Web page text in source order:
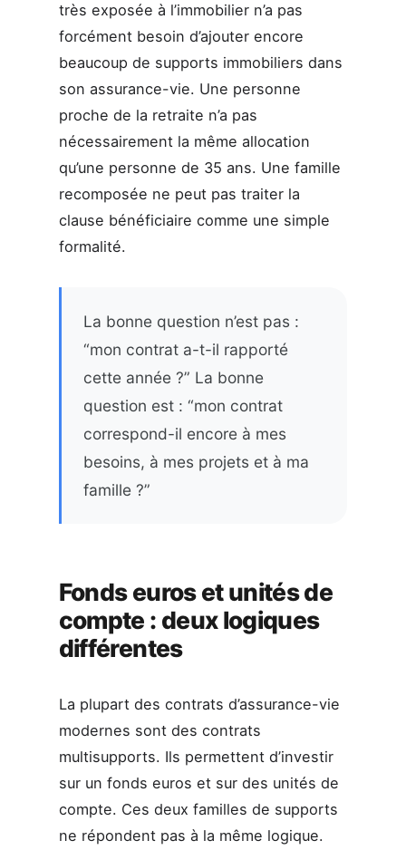
très exposée à l’immobilier n’a pas
forcément besoin d’ajouter encore
beaucoup de supports immobiliers dans
son assurance-vie. Une personne
proche de la retraite n’a pas
nécessairement la même allocation
qu’une personne de 35 ans. Une famille
recomposée ne peut pas traiter la
clause bénéficiaire comme une simple
formalité.
La bonne question n’est pas :
“mon contrat a-t-il rapporté
cette année ?” La bonne
question est : “mon contrat
correspond-il encore à mes
besoins, à mes projets et à ma
famille ?”
Fonds euros et unités de
compte : deux logiques
différentes
La plupart des contrats d’assurance-vie
modernes sont des contrats
multisupports. Ils permettent d’investir
sur un fonds euros et sur des unités de
compte. Ces deux familles de supports
ne répondent pas à la même logique.